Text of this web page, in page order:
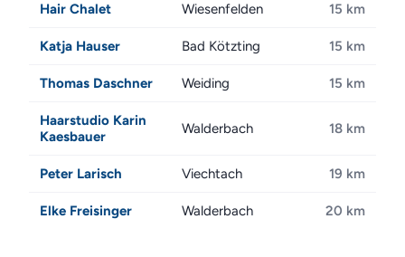
Hair Chalet Wiesenfelden 15 km
Katja Hauser Bad Kötzting 15 km
Thomas Daschner Weiding 15 km
Haarstudio Karin
Kaesbauer
Walderbach 18 km
Peter Larisch Viechtach 19 km
Elke Freisinger Walderbach 20 km